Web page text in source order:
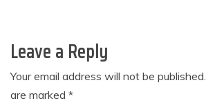
Leave a Reply
Your email address will not be published.
are marked *